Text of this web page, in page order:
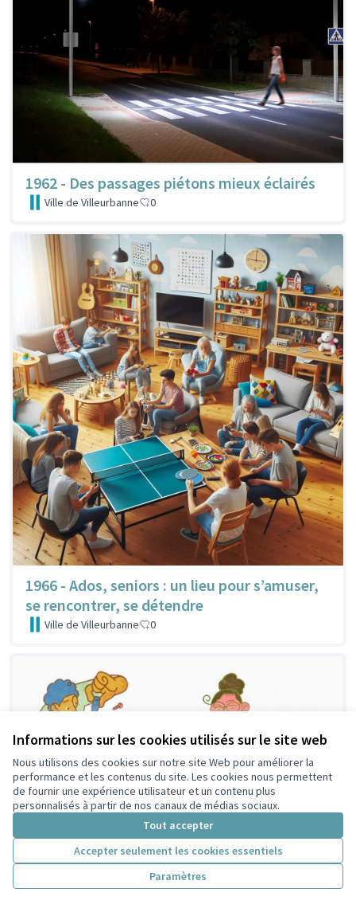
Informations sur les cookies utilisés sur le site web
Nous utilisons des cookies sur notre site Web pour améliorer la
performance et les contenus du site. Les cookies nous permettent
de fournir une expérience utilisateur et un contenu plus
personnalisés à partir de nos canaux de médias sociaux.
Tout accepter
Accepter seulement les cookies essentiels
Paramètres
1962 - Des passages piétons mieux éclairés
Ville de Villeurbanne 0
1966 - Ados, seniors : un lieu pour s’amuser,
se rencontrer, se détendre
Ville de Villeurbanne 0